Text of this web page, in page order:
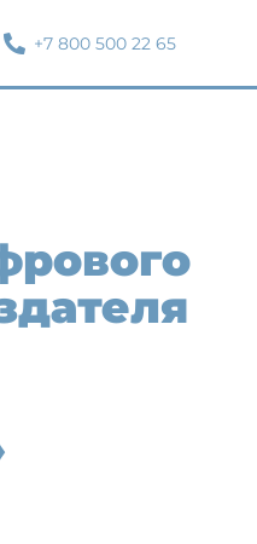
+7 800 500 22 65